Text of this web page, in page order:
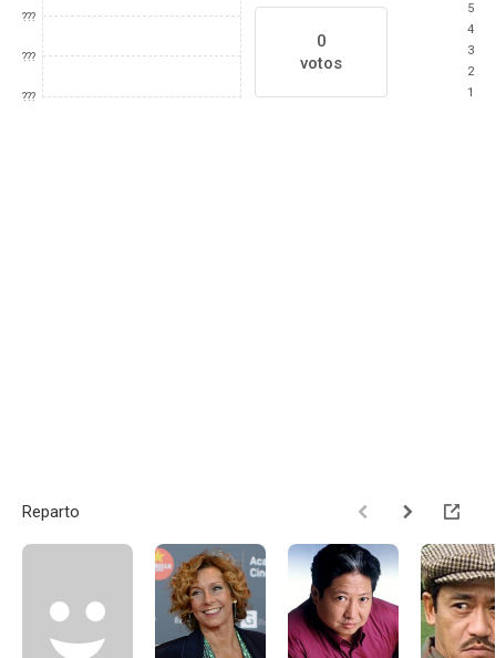
???
???
???
0
votos
5
4
3
2
1
Reparto